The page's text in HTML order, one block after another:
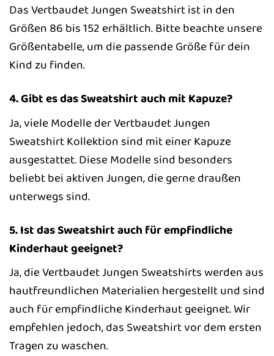
Das Vertbaudet Jungen Sweatshirt ist in den
Größen 86 bis 152 erhältlich. Bitte beachte unsere
Größentabelle, um die passende Größe für dein
Kind zu finden.
4. Gibt es das Sweatshirt auch mit Kapuze?
Ja, viele Modelle der Vertbaudet Jungen
Sweatshirt Kollektion sind mit einer Kapuze
ausgestattet. Diese Modelle sind besonders
beliebt bei aktiven Jungen, die gerne draußen
unterwegs sind.
5. Ist das Sweatshirt auch für empfindliche
Kinderhaut geeignet?
Ja, die Vertbaudet Jungen Sweatshirts werden aus
hautfreundlichen Materialien hergestellt und sind
auch für empfindliche Kinderhaut geeignet. Wir
empfehlen jedoch, das Sweatshirt vor dem ersten
Tragen zu waschen.